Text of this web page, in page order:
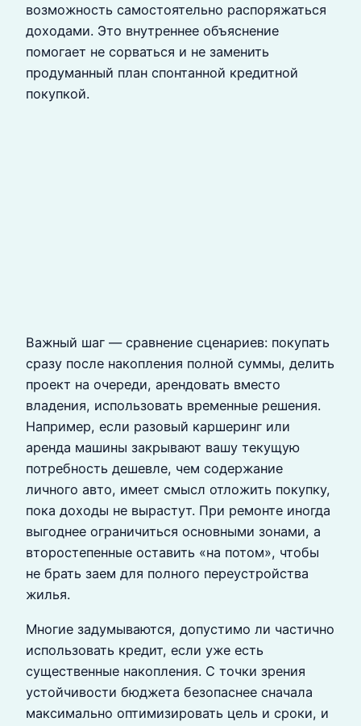
возможность самостоятельно распоряжаться
доходами. Это внутреннее объяснение
помогает не сорваться и не заменить
продуманный план спонтанной кредитной
покупкой.
Важный шаг — сравнение сценариев: покупать
сразу после накопления полной суммы, делить
проект на очереди, арендовать вместо
владения, использовать временные решения.
Например, если разовый каршеринг или
аренда машины закрывают вашу текущую
потребность дешевле, чем содержание
личного авто, имеет смысл отложить покупку,
пока доходы не вырастут. При ремонте иногда
выгоднее ограничиться основными зонами, а
второстепенные оставить «на потом», чтобы
не брать заем для полного переустройства
жилья.
Многие задумываются, допустимо ли частично
использовать кредит, если уже есть
существенные накопления. С точки зрения
устойчивости бюджета безопаснее сначала
максимально оптимизировать цель и сроки, и